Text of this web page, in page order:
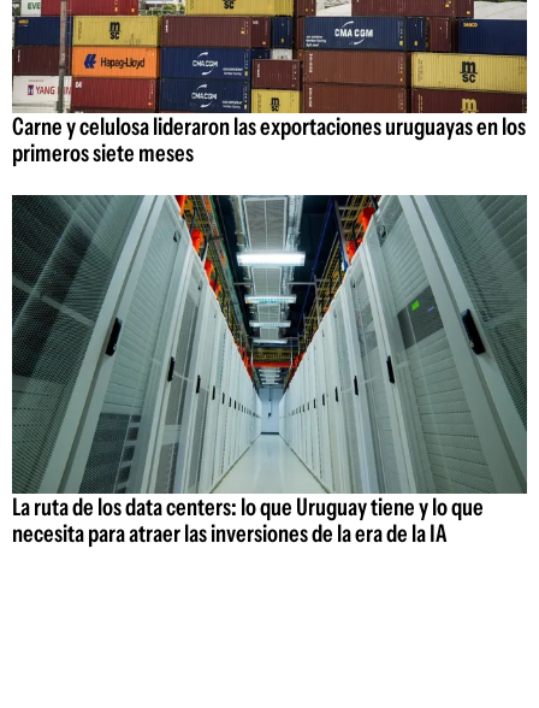
Carne y celulosa lideraron las exportaciones uruguayas en los
primeros siete meses
La ruta de los data centers: lo que Uruguay tiene y lo que
necesita para atraer las inversiones de la era de la IA